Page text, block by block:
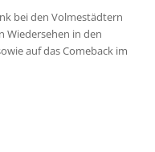
bei den Volmestädtern
Wiedersehen in den
auf das Comeback im